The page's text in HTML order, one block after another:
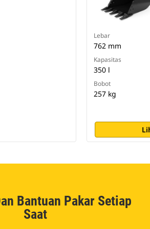
Lebar
762 mm
Kapasitas
350 l
Bobot
257 kg
Bantuan Pakar Setiap
Saat